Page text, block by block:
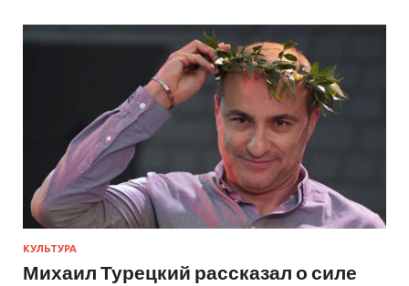
КУЛЬТУРА
Михаил Турецкий рассказал о силе